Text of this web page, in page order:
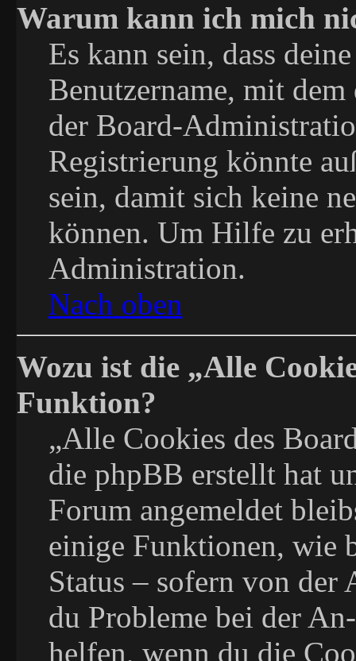
Warum kann ich mich
Es kann sein, dass
Benutzername, mit
der Board-
Registrierung könnte
sein, damit sich keine
können. Um Hilfe zu
Administration.
Nach oben
Wozu ist die „Alle
Funktion?
„Alle Cookies des
die phpBB erstellt hat
Forum angemeldet
einige Funktionen, wie
Status – sofern von
du Probleme bei der
helfen, wenn du die